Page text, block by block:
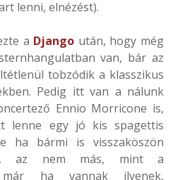
lenni, elnézést).
a Django után, hogy még
van, bár az
tobzódik a klasszikus
Pedig itt van a nálunk
Ennio Morricone is,
lenne egy jó kis spagettis
ha bármi is visszaköszön
az nem más, mint a
már ha vannak ilyenek,